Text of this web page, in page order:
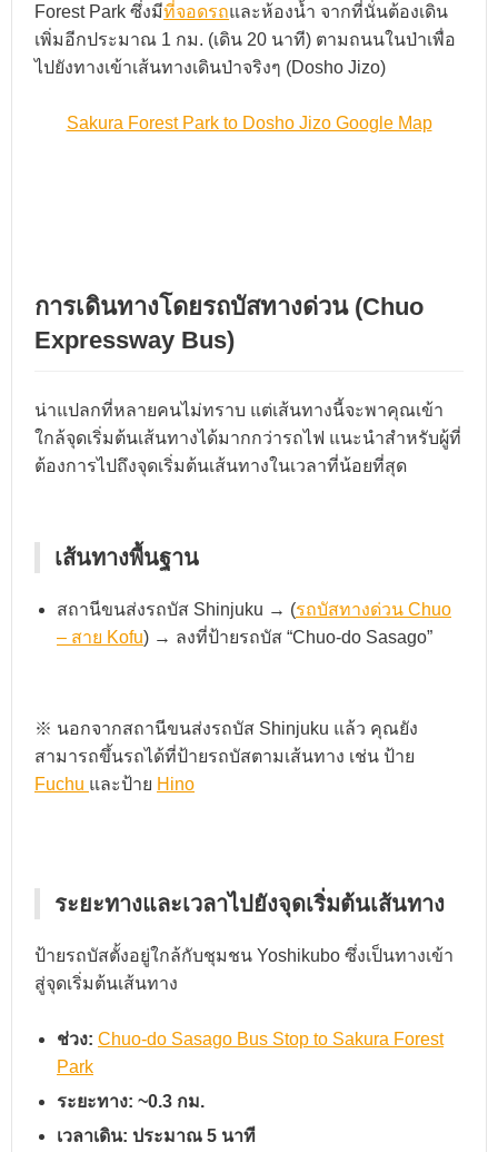
Forest Park ซึ่งมีที่จอดรถและห้องน้ำ จากที่นั่นต้องเดิน
เพิ่มอีกประมาณ 1 กม. (เดิน 20 นาที) ตามถนนในป่าเพื่อ
ไปยังทางเข้าเส้นทางเดินป่าจริงๆ (Dosho Jizo)
Sakura Forest Park to Dosho Jizo Google Map
การเดินทางโดยรถบัสทางด่วน (Chuo
Expressway Bus)
น่าแปลกที่หลายคนไม่ทราบ แต่เส้นทางนี้จะพาคุณเข้า
ใกล้จุดเริ่มต้นเส้นทางได้มากกว่ารถไฟ แนะนำสำหรับผู้ที่
ต้องการไปถึงจุดเริ่มต้นเส้นทางในเวลาที่น้อยที่สุด
เส้นทางพื้นฐาน
สถานีขนส่งรถบัส Shinjuku → (รถบัสทางด่วน Chuo
– สาย Kofu) → ลงที่ป้ายรถบัส “Chuo-do Sasago”
※ นอกจากสถานีขนส่งรถบัส Shinjuku แล้ว คุณยัง
สามารถขึ้นรถได้ที่ป้ายรถบัสตามเส้นทาง เช่น ป้าย
Fuchu และป้าย Hino
ระยะทางและเวลาไปยังจุดเริ่มต้นเส้นทาง
ป้ายรถบัสตั้งอยู่ใกล้กับชุมชน Yoshikubo ซึ่งเป็นทางเข้า
สู่จุดเริ่มต้นเส้นทาง
ช่วง: Chuo-do Sasago Bus Stop to Sakura Forest
Park
ระยะทาง: ~0.3 กม.
เวลาเดิน: ประมาณ 5 นาที